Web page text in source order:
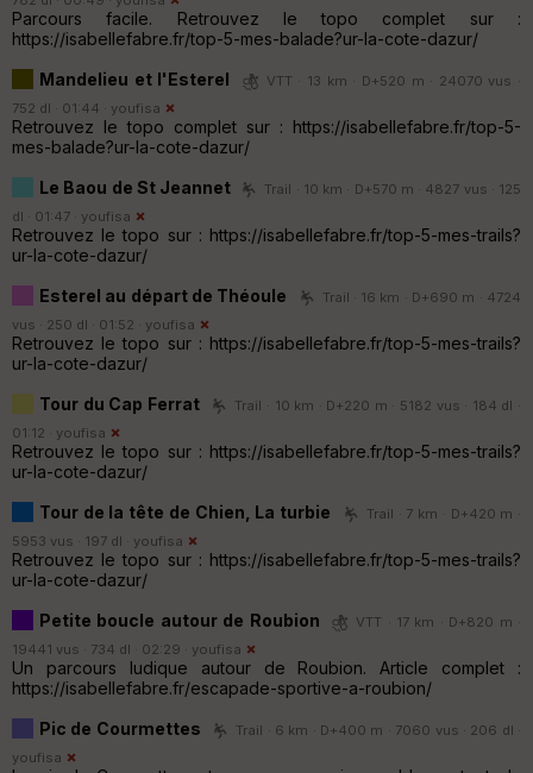
Parcours facile. Retrouvez le topo complet sur :
https://isabellefabre.fr/top-5-mes-balade?ur-la-cote-dazur/
Mandelieu et l'Esterel
VTT · 13 km · D+520 m · 24070 vus ·
752 dl · 01:44 · youfisa
Retrouvez le topo complet sur : https://isabellefabre.fr/top-5-
mes-balade?ur-la-cote-dazur/
Le Baou de St Jeannet
Trail · 10 km · D+570 m · 4827 vus · 125
dl · 01:47 · youfisa
Retrouvez le topo sur : https://isabellefabre.fr/top-5-mes-trails?
ur-la-cote-dazur/
Esterel au départ de Théoule
Trail · 16 km · D+690 m · 4724
vus · 250 dl · 01:52 · youfisa
Retrouvez le topo sur : https://isabellefabre.fr/top-5-mes-trails?
ur-la-cote-dazur/
Tour du Cap Ferrat
Trail · 10 km · D+220 m · 5182 vus · 184 dl ·
01:12 · youfisa
Retrouvez le topo sur : https://isabellefabre.fr/top-5-mes-trails?
ur-la-cote-dazur/
Tour de la tête de Chien, La turbie
Trail · 7 km · D+420 m ·
5953 vus · 197 dl · youfisa
Retrouvez le topo sur : https://isabellefabre.fr/top-5-mes-trails?
ur-la-cote-dazur/
Petite boucle autour de Roubion
VTT · 17 km · D+820 m ·
19441 vus · 734 dl · 02:29 · youfisa
Un parcours ludique autour de Roubion. Article complet :
https://isabellefabre.fr/escapade-sportive-a-roubion/
Pic de Courmettes
Trail · 6 km · D+400 m · 7060 vus · 206 dl ·
youfisa